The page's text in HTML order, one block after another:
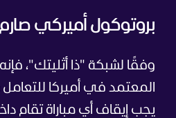
بروتوكول أميركي صارم
وفقًا لشبكة "ذا أثليتك"،
المعتمد في أميركا
يجب إيقاف أي مباراة تقام